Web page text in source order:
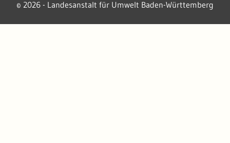
2026 - Landesanstalt für Umwelt Baden-Württemberg